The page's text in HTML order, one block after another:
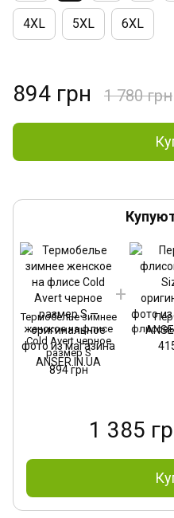
4XL 5XL 6XL
894 грн 1 780 грн
Термобелье зимнее
женское на флисе
Cold Avert черное
размер S
894 грн
1 385